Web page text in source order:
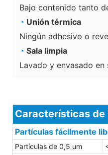
Bajo contenido tanto
◔ Unión térmica
Ningún adhesivo o
◔ Sala limpia
Lavado y envasado en
Características
Partículas fácilmente
Partículas de 0,5 um